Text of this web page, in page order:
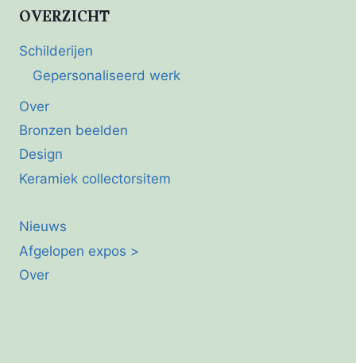
OVERZICHT
Schilderijen
Gepersonaliseerd werk
Over
Bronzen beelden
Design
Keramiek collectorsitem
Nieuws
Afgelopen expos >
Over